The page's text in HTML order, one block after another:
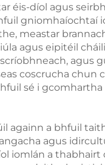
éis-díol agus
gniomhaíochtaí
meastar
agus eipitéil
agus
coscrucha chun
sé i gcomhartha
againn a bhfuil
agus
iomlán a thabhairt